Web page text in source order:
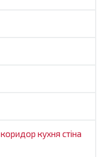
коридор кухня стіна